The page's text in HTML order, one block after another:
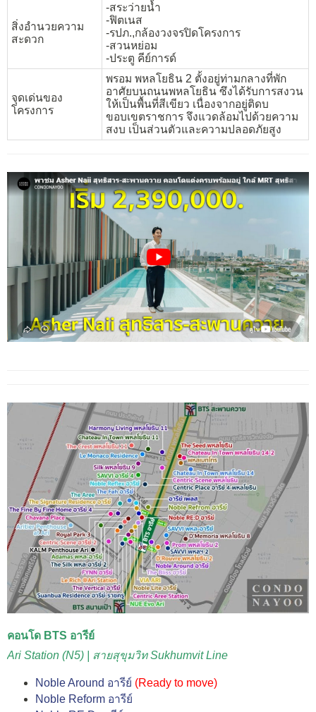
สิ่งอำนวยความ
สะดวก
-สระว่ายน้ำ
-ฟิตเนส
-รปภ.,กล้องวงจรปิดโครงการ
-สวนหย่อม
-ประตู คีย์การด์
จุดเด่นของ
โครงการ
พรอม พหลโยธิน 2 ตั้งอยู่ท่ามกลางที่พัก
อาศัยบนถนนพหลโยธิน ซึงได้รับการสงวน
ให้เป็นพื้นที่สีเขียว เนื่องจากอยู่ติดบ
ขอบเขตราชการ จึงแวดล้อมไปด้วยความ
สงบ เป็นส่วนตัวและความปลอดภัยสูง
คอนโด BTS อารีย์
Ari Station (N5) | สายสุขุมวิท Sukhumvit Line
Noble Around อารีย์ (Ready to move)
Noble Reform อารีย์